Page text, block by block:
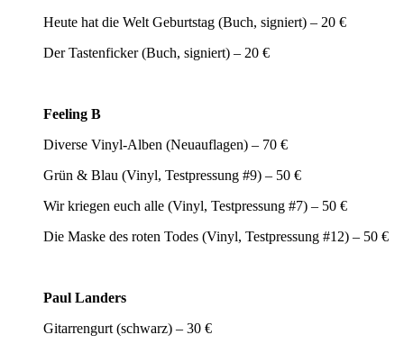
Heute hat die Welt Geburtstag (Buch, signiert) – 20 €
Der Tastenficker (Buch, signiert) – 20 €
Feeling B
Diverse Vinyl-Alben (Neuauflagen) – 70 €
Grün & Blau (Vinyl, Testpressung #9) – 50 €
Wir kriegen euch alle (Vinyl, Testpressung #7) – 50 €
Die Maske des roten Todes (Vinyl, Testpressung #12) – 50 €
Paul Landers
Gitarrengurt (schwarz) – 30 €